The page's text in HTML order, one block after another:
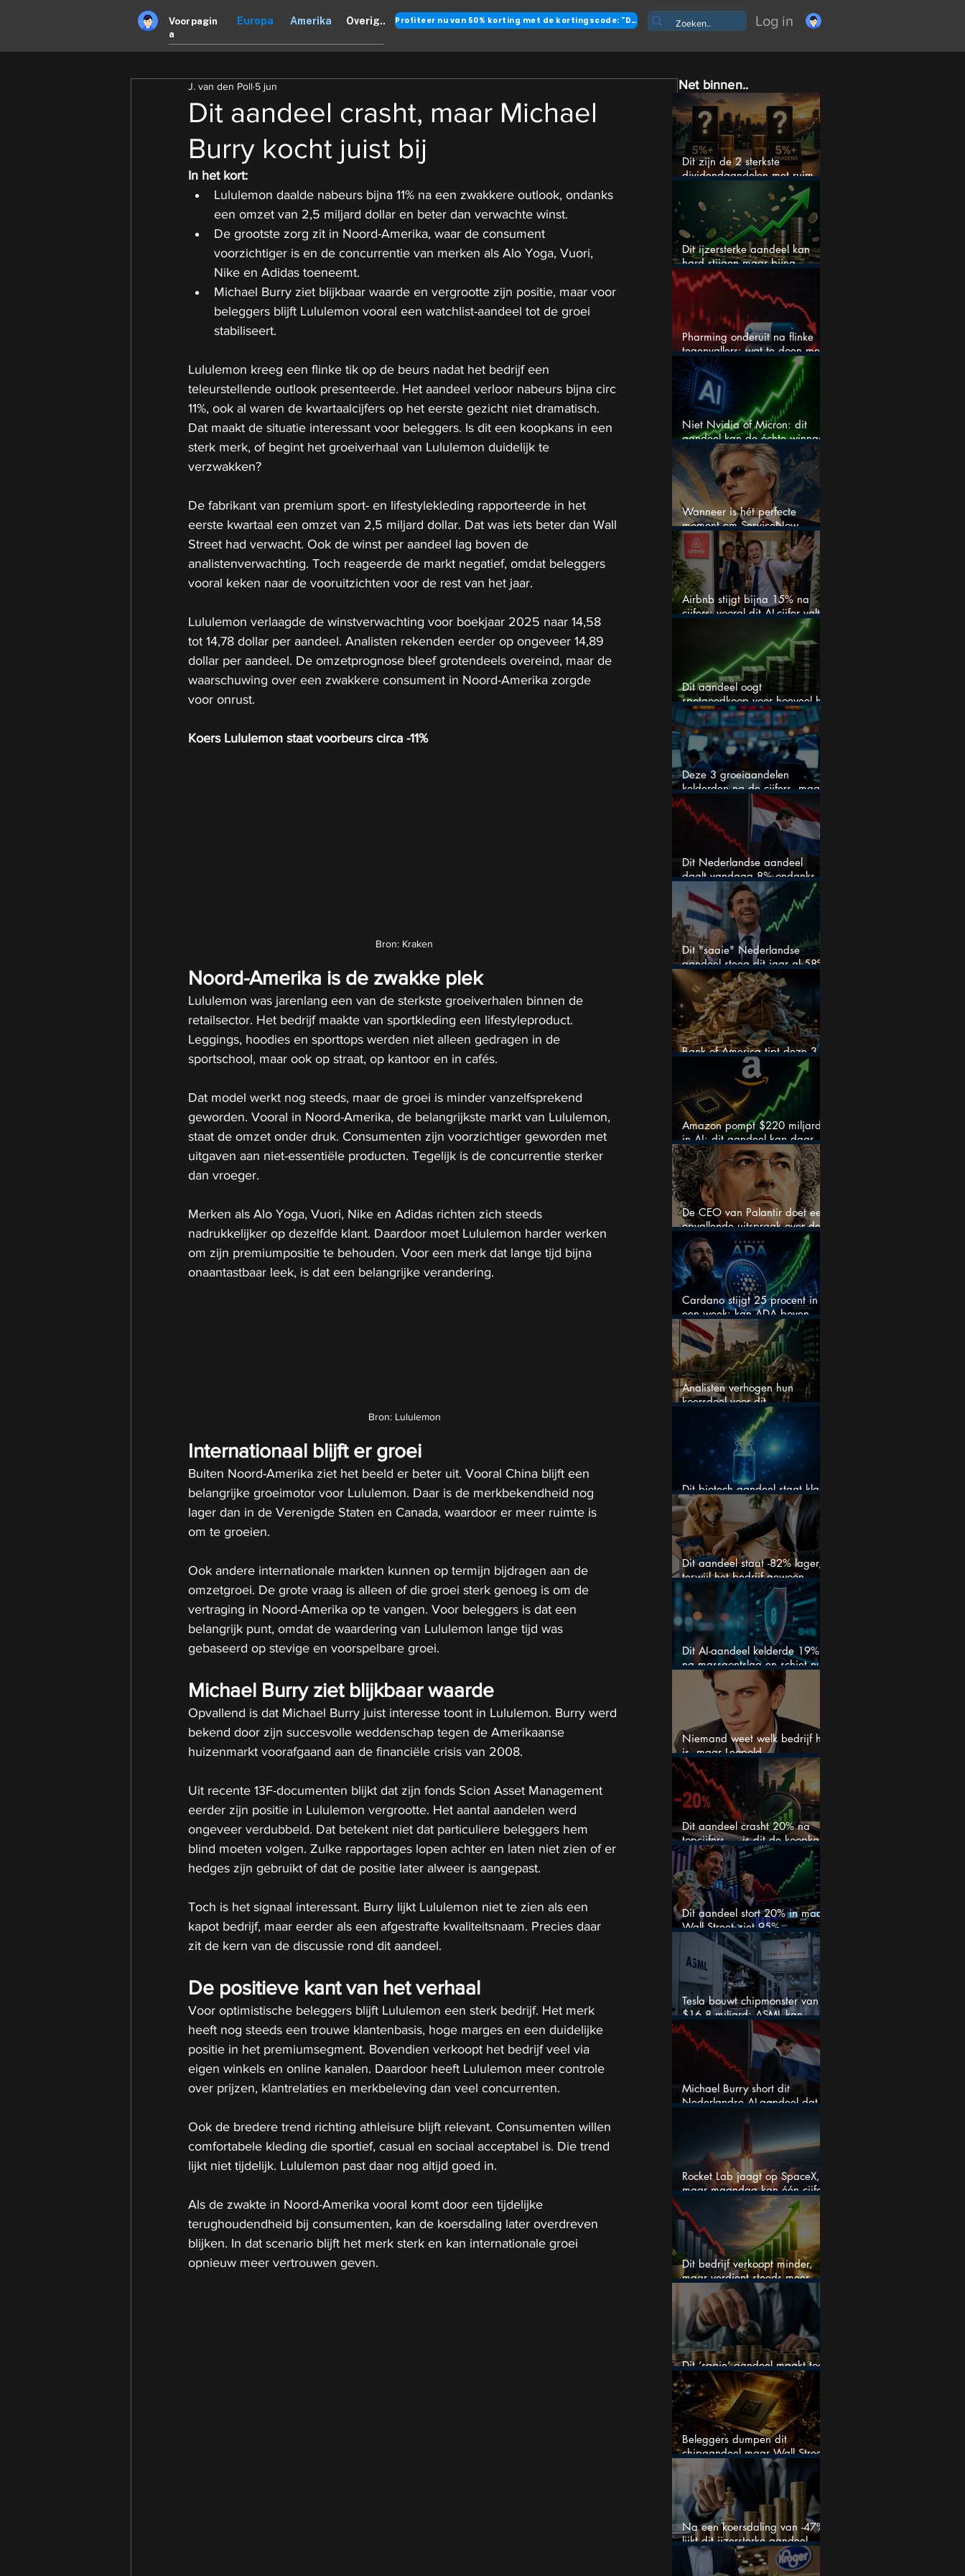
Voorpagin
a
Europa Amerika Overig.. Profiteer nu van 50% korting met de kortingscode: "DANK" Log in
Dit aandeel crasht, maar Michael
Burry kocht juist bij
J. van den Poll 5 jun
In het kort:
Lululemon daalde nabeurs bijna 11% na een zwakkere outlook, ondanks
een omzet van 2,5 miljard dollar en beter dan verwachte winst.
De grootste zorg zit in Noord-Amerika, waar de consument
voorzichtiger is en de concurrentie van merken als Alo Yoga, Vuori,
Nike en Adidas toeneemt.
Michael Burry ziet blijkbaar waarde en vergrootte zijn positie, maar voor
beleggers blijft Lululemon vooral een watchlist-aandeel tot de groei
stabiliseert.
Lululemon kreeg een flinke tik op de beurs nadat het bedrijf een
teleurstellende outlook presenteerde. Het aandeel verloor nabeurs bijna circ
11%, ook al waren de kwartaalcijfers op het eerste gezicht niet dramatisch.
Dat maakt de situatie interessant voor beleggers. Is dit een koopkans in een
sterk merk, of begint het groeiverhaal van Lululemon duidelijk te
verzwakken?
De fabrikant van premium sport- en lifestylekleding rapporteerde in het
eerste kwartaal een omzet van 2,5 miljard dollar. Dat was iets beter dan Wall
Street had verwacht. Ook de winst per aandeel lag boven de
analistenverwachting. Toch reageerde de markt negatief, omdat beleggers
vooral keken naar de vooruitzichten voor de rest van het jaar.
Lululemon verlaagde de winstverwachting voor boekjaar 2025 naar 14,58
tot 14,78 dollar per aandeel. Analisten rekenden eerder op ongeveer 14,89
dollar per aandeel. De omzetprognose bleef grotendeels overeind, maar de
waarschuwing over een zwakkere consument in Noord-Amerika zorgde
voor onrust.
Koers Lululemon staat voorbeurs circa -11%
Bron: Kraken
Noord-Amerika is de zwakke plek
Lululemon was jarenlang een van de sterkste groeiverhalen binnen de
retailsector. Het bedrijf maakte van sportkleding een lifestyleproduct.
Leggings, hoodies en sporttops werden niet alleen gedragen in de
sportschool, maar ook op straat, op kantoor en in cafés.
Dat model werkt nog steeds, maar de groei is minder vanzelfsprekend
geworden. Vooral in Noord-Amerika, de belangrijkste markt van Lululemon,
staat de omzet onder druk. Consumenten zijn voorzichtiger geworden met
uitgaven aan niet-essentiële producten. Tegelijk is de concurrentie sterker
dan vroeger.
Merken als Alo Yoga, Vuori, Nike en Adidas richten zich steeds
nadrukkelijker op dezelfde klant. Daardoor moet Lululemon harder werken
om zijn premiumpositie te behouden. Voor een merk dat lange tijd bijna
onaantastbaar leek, is dat een belangrijke verandering.
Bron: Lululemon
Internationaal blijft er groei
Buiten Noord-Amerika ziet het beeld er beter uit. Vooral China blijft een
belangrijke groeimotor voor Lululemon. Daar is de merkbekendheid nog
lager dan in de Verenigde Staten en Canada, waardoor er meer ruimte is
om te groeien.
Ook andere internationale markten kunnen op termijn bijdragen aan de
omzetgroei. De grote vraag is alleen of die groei sterk genoeg is om de
vertraging in Noord-Amerika op te vangen. Voor beleggers is dat een
belangrijk punt, omdat de waardering van Lululemon lange tijd was
gebaseerd op stevige en voorspelbare groei.
Michael Burry ziet blijkbaar waarde
Opvallend is dat Michael Burry juist interesse toont in Lululemon. Burry werd
bekend door zijn succesvolle weddenschap tegen de Amerikaanse
huizenmarkt voorafgaand aan de financiële crisis van 2008.
Uit recente 13F-documenten blijkt dat zijn fonds Scion Asset Management
eerder zijn positie in Lululemon vergrootte. Het aantal aandelen werd
ongeveer verdubbeld. Dat betekent niet dat particuliere beleggers hem
blind moeten volgen. Zulke rapportages lopen achter en laten niet zien of er
hedges zijn gebruikt of dat de positie later alweer is aangepast.
Toch is het signaal interessant. Burry lijkt Lululemon niet te zien als een
kapot bedrijf, maar eerder als een afgestrafte kwaliteitsnaam. Precies daar
zit de kern van de discussie rond dit aandeel.
De positieve kant van het verhaal
Voor optimistische beleggers blijft Lululemon een sterk bedrijf. Het merk
heeft nog steeds een trouwe klantenbasis, hoge marges en een duidelijke
positie in het premiumsegment. Bovendien verkoopt het bedrijf veel via
eigen winkels en online kanalen. Daardoor heeft Lululemon meer controle
over prijzen, klantrelaties en merkbeleving dan veel concurrenten.
Ook de bredere trend richting athleisure blijft relevant. Consumenten willen
comfortabele kleding die sportief, casual en sociaal acceptabel is. Die trend
lijkt niet tijdelijk. Lululemon past daar nog altijd goed in.
Als de zwakte in Noord-Amerika vooral komt door een tijdelijke
terughoudendheid bij consumenten, kan de koersdaling later overdreven
blijken. In dat scenario blijft het merk sterk en kan internationale groei
opnieuw meer vertrouwen geven.
Net binnen..
Dit zijn de 2 sterkste
dividendaandelen met ruim
Dit ijzersterke aandeel kan
hard stijgen maar bijna
niemand kijkt
Pharming onderuit na flinke
tegenvallers: wat te doen met
het aandeel?
Niet Nvidia of Micron: dit
aandeel kan de échte winnaar
van de AI-race worden
Wanneer is hét perfecte
moment om ServiceNow
aandelen te kopen?
Airbnb stijgt bijna 15% na
cijfers: vooral dit AI-cijfer valt
Dit aandeel oogt
spotgoedkoop voor hoeveel het
kan stijgen
Deze 3 groeiaandelen
kelderden na de cijfers, maar
één is mijn duidelijke favoriet
Dit Nederlandse aandeel
daalt vandaag 8% ondanks
zeer sterke halfjaarcijfers en
positieve analistenadviezen:
mooie koopkans?
Dit "saaie" Nederlandse
aandeel steeg dit jaar al 58%
en wordt volgens analisten
onderschat
Bank of America tipt deze 3
chipaandelen
Amazon pompt $220 miljard
in AI: dit aandeel kan daar
explosief van profiteren
De CEO van Palantir doet een
opvallende uitspraak over de
beurs
Cardano stijgt 25 procent in
een week: kan ADA boven
$0,20 blijven?
Analisten verhogen hun
koersdoel voor dit
Nederlandse aandeel — maar
is het al te laat om in te
stappen?
Dit biotech aandeel staat klaar
voor een flinke rally
Dit aandeel staat -82% lager,
terwijl het bedrijf gewoon
groeit
Dit AI-aandeel kelderde 19%
na massaontslag en schiet nu
15% omhoog
Niemand weet welk bedrijf het
is, maar Leopold
Aschenbrenner zet er nu $500
miljoen op
Dit aandeel crasht 20% na
topcijfers — is dit de koopkans
waar beleggers op wachtten?
Dit aandeel stort 20% in maar
Wall Street ziet 95%
koerspotentieel
Tesla bouwt chipmonster van
$16,8 miljard: ASML kan
grote winnaar worden
Michael Burry short dit
Nederlandse AI-aandeel dat
maar liefst 684% groeit
Rocket Lab jaagt op SpaceX,
maar maandag kan één cijfer
de droom doorprikken?
Dit bedrijf verkoopt minder,
maar verdient steeds meer —
hoe lang kan dit sprookje
doorgaan?
Dit ‘saaie’ aandeel maakt toch
bizar veel winst
Beleggers dumpen dit
chipaandeel maar Wall Street
ziet een zeldzame koopkans
Na een koersdaling van -47%
lijkt dit ijzersterke aandeel
aantrekkelijker dan ooit